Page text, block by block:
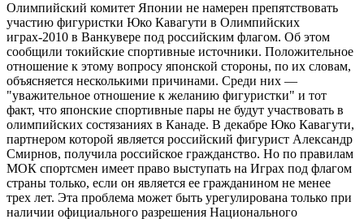
Олимпийский комитет Японии не намерен препятствовать
участию фигуристки Юко Кавагути в Олимпийских
играх-2010 в Ванкувере под российским флагом. Об этом
сообщили токийские спортивные источники. Положительное
отношение к этому вопросу японской стороны, по их словам,
объясняется несколькими причинами. Среди них —
"уважительное отношение к желанию фигуристки" и тот
факт, что японские спортивные пары не будут участвовать в
олимпийских состязаниях в Канаде. В декабре Юко Кавагути,
партнером которой является российский фигурист Александр
Смирнов, получила российское гражданство. Но по правилам
МОК спортсмен имеет право выступать на Играх под флагом
страны только, если он является ее гражданином не менее
трех лет. Эта проблема может быть урегулирована только при
наличии официального разрешения Национального